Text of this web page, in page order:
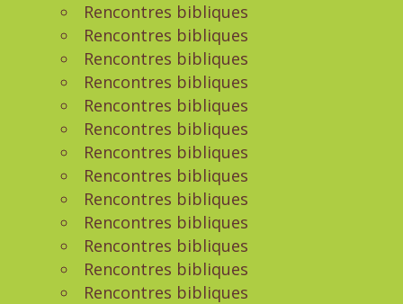
Rencontres bibliques
Rencontres bibliques
Rencontres bibliques
Rencontres bibliques
Rencontres bibliques
Rencontres bibliques
Rencontres bibliques
Rencontres bibliques
Rencontres bibliques
Rencontres bibliques
Rencontres bibliques
Rencontres bibliques
Rencontres bibliques